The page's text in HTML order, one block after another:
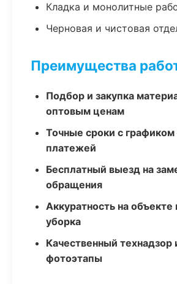
Кладка и монолитные
Черновая и чистовая
Преимущества
Подбор и закупка
оптовым ценам
Точные сроки с графиком
платежей
Бесплатный выезд на
обращения
Аккуратность на объекте
уборка
Качественный
фотоэтапы